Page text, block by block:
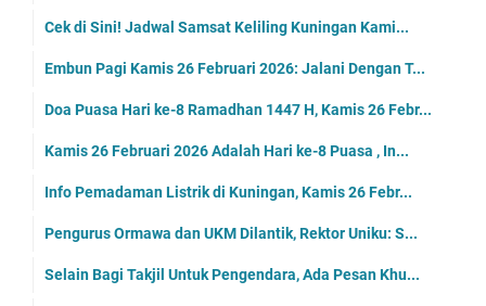
Cek di Sini! Jadwal Samsat Keliling Kuningan Kami...
Embun Pagi Kamis 26 Februari 2026: Jalani Dengan T...
Doa Puasa Hari ke-8 Ramadhan 1447 H, Kamis 26 Febr...
Kamis 26 Februari 2026 Adalah Hari ke-8 Puasa , In...
Info Pemadaman Listrik di Kuningan, Kamis 26 Febr...
Pengurus Ormawa dan UKM Dilantik, Rektor Uniku: S...
Selain Bagi Takjil Untuk Pengendara, Ada Pesan Khu...